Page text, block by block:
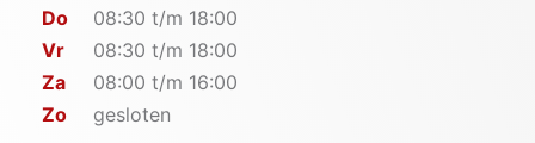
Do
08:30 t/m 18:00
Vr
08:30 t/m 18:00
Za
08:00 t/m 16:00
Zo
gesloten